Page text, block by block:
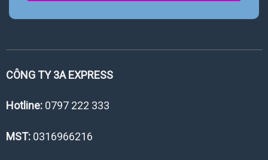
CÔNG TY 3A EXPRESS
Hotline:0797 222 333
MST:0316966216